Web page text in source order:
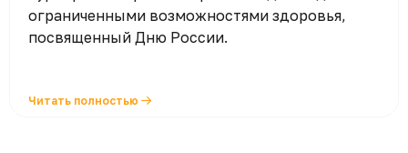
ограниченными возможностями здоровья,
посвященный Дню России.
Читать полностью